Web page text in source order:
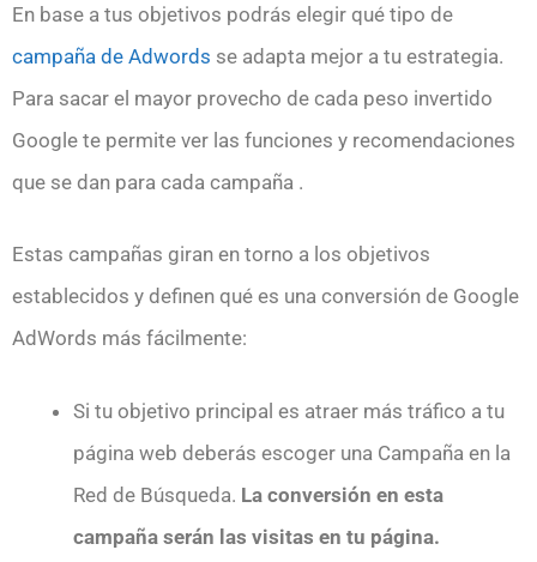
En base a tus objetivos podrás elegir qué tipo de
campaña de Adwords se adapta mejor a tu estrategia.
Para sacar el mayor provecho de cada peso invertido
Google te permite ver las funciones y recomendaciones
que se dan para cada campaña .
Estas campañas giran en torno a los objetivos
establecidos y definen qué es una conversión de Google
AdWords más fácilmente:
Si tu objetivo principal es atraer más tráfico a tu
página web deberás escoger una Campaña en la
Red de Búsqueda. La conversión en esta
campaña serán las visitas en tu página.